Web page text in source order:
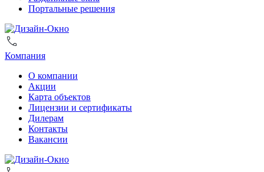
Портальные решения
Компания
О компании
Акции
Карта объектов
Лицензии и сертификаты
Дилерам
Контакты
Вакансии